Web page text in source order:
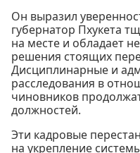
Он выразил
губернатор Пхукета
на месте и обладает
решения стоящих
Дисциплинарные и
расследования в
чиновников
должностей.
Эти кадровые
на укрепление